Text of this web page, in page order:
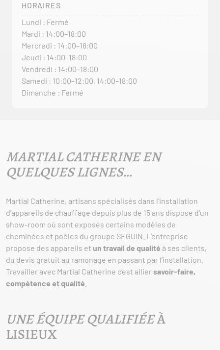
HORAIRES
Lundi : Fermé
Mardi : 14:00–18:00
Mercredi : 14:00–18:00
Jeudi : 14:00–18:00
Vendredi : 14:00–18:00
Samedi : 10:00–12:00, 14:00–18:00
Dimanche : Fermé
MARTIAL CATHERINE EN
QUELQUES LIGNES…
Martial Catherine, artisans spécialisés dans l’installation
d’appareils de chauffage depuis plus de 15 ans dispose d’un
show-room où sont exposés certains modèles de
cheminées et poêles du groupe SEGUIN. L’entreprise
propose des appareils et un travail de qualité à ses clients,
du devis gratuit au ramonage en passant par l’installation.
Travailler avec Martial Catherine c’est alliersavoir-faire,
compétence et qualité
UNE ÉQUIPE QUALIFIÉEÀ
LISIEUX